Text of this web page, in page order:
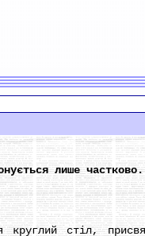
лише частково.
стіл,